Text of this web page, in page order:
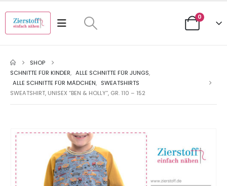
0
SHOP
SCHNITTE FÜR KINDER, ALLE SCHNITTE FÜR JUNGS,
ALLE SCHNITTE FÜR MÄDCHEN, SWEATSHIRTS
SWEATSHIRT, UNISEX “BEN & HOLLY”, GR. 110 – 152